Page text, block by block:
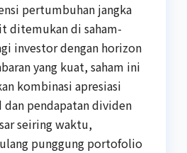
pertumbuhan jangka
ditemukan di saham-
investor dengan horizon
yang kuat, saham ini
kombinasi apresiasi
dan pendapatan dividen
seiring waktu,
punggung portofolio